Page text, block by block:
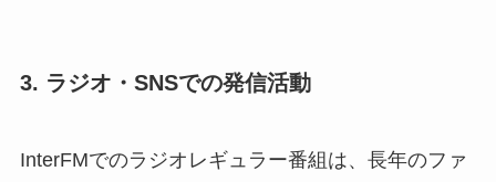
3. ラジオ・SNSでの発信活動
InterFMでのラジオレギュラー番組は、長年のファ